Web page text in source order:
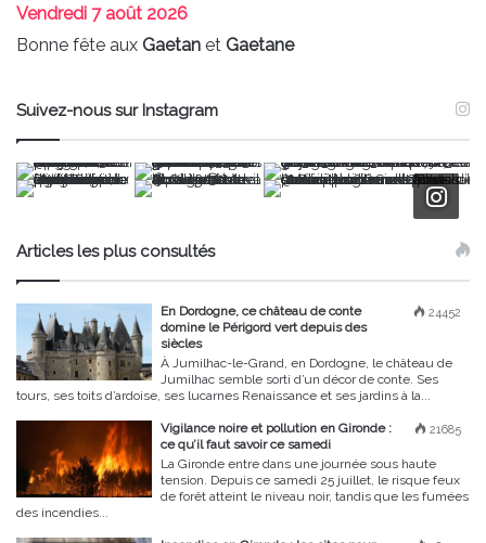
Vendredi 7 août 2026
Bonne fête aux Gaetan et Gaetane
Suivez-nous sur Instagram
Articles les plus consultés
24452
En Dordogne, ce château de conte
domine le Périgord vert depuis des
siècles
À Jumilhac-le-Grand, en Dordogne, le château de
Jumilhac semble sorti d’un décor de conte. Ses
tours, ses toits d’ardoise, ses lucarnes Renaissance et ses jardins à la...
21685
Vigilance noire et pollution en Gironde :
ce qu’il faut savoir ce samedi
La Gironde entre dans une journée sous haute
tension. Depuis ce samedi 25 juillet, le risque feux
de forêt atteint le niveau noir, tandis que les fumées
des incendies...